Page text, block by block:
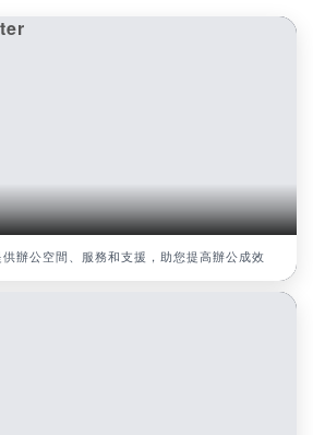
辦公空間、服務和支援，助您提高辦公成效